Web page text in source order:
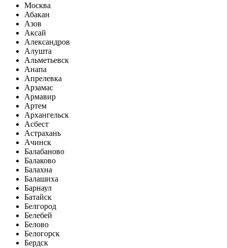
Москва
Абакан
Азов
Аксай
Александров
Алушта
Альметьевск
Анапа
Апрелевка
Арзамас
Армавир
Артем
Архангельск
Асбест
Астрахань
Ачинск
Балабаново
Балаково
Балахна
Балашиха
Барнаул
Батайск
Белгород
Белебей
Белово
Белогорск
Бердск